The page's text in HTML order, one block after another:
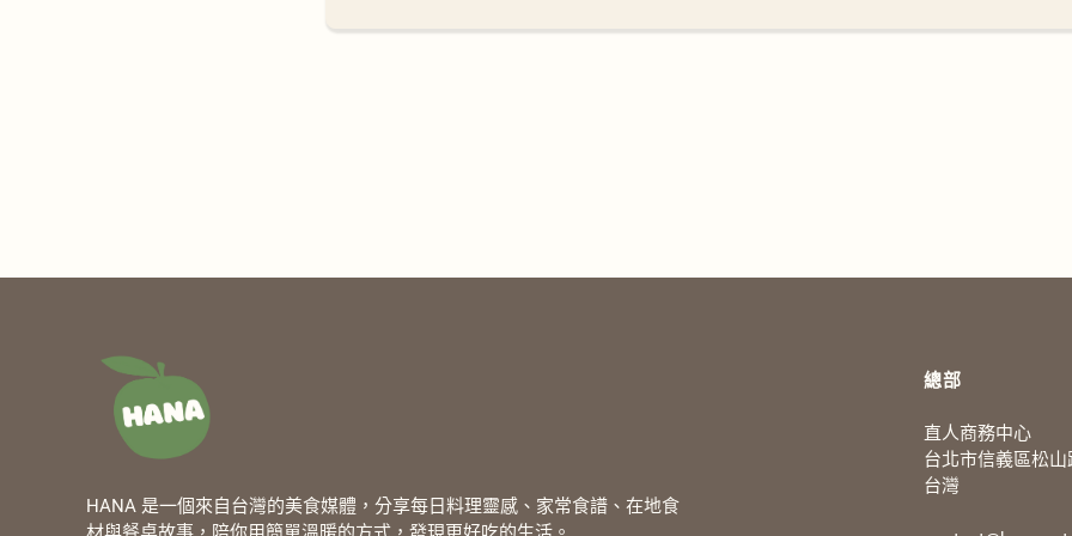
HANA 是一個來自台灣的美食媒體，分享每日料理靈感、家常食譜、在地食
總部
直人商務中心
台北市信義區松山
台灣